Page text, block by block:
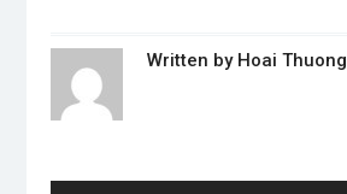
Written by Hoai Thuong